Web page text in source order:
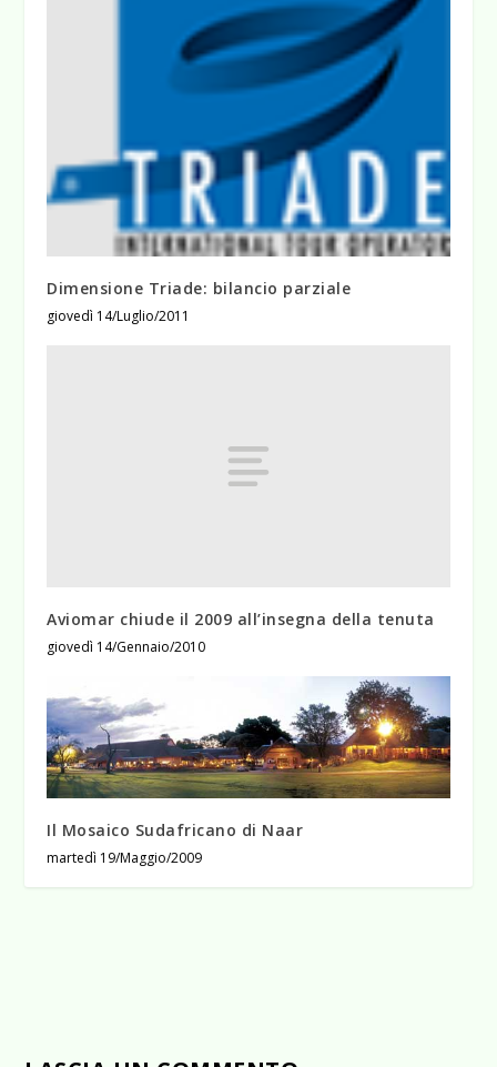
Dimensione Triade: bilancio parziale
giovedì 14/Luglio/2011
Aviomar chiude il 2009 all’insegna della tenuta
giovedì 14/Gennaio/2010
Il Mosaico Sudafricano di Naar
martedì 19/Maggio/2009